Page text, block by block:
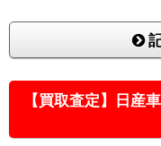
【買取査定】日産